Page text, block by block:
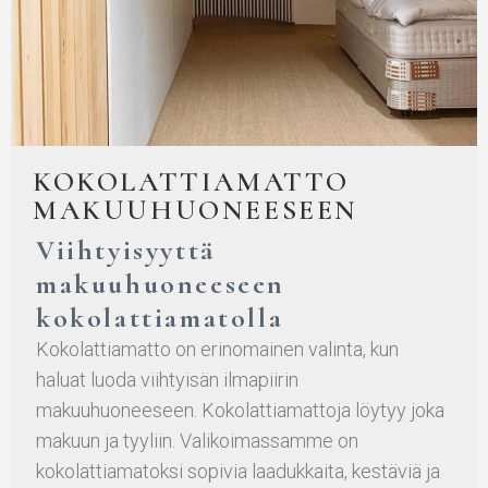
KOKOLATTIAMATTO
MAKUUHUONEESEEN
Viihtyisyyttä
makuuhuoneeseen
kokolattiamatolla
Kokolattiamatto on erinomainen valinta, kun
haluat luoda viihtyisän ilmapiirin
makuuhuoneeseen. Kokolattiamattoja löytyy joka
makuun ja tyyliin. Valikoimassamme on
kokolattiamatoksi sopivia laadukkaita, kestäviä ja